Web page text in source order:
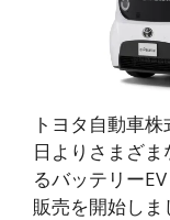
トヨタ自動車株
日よりさまざ
るバッテリー
販売を開始しま